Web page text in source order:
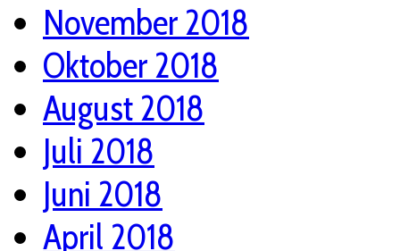
November 2018
Oktober 2018
August 2018
Juli 2018
Juni 2018
April 2018